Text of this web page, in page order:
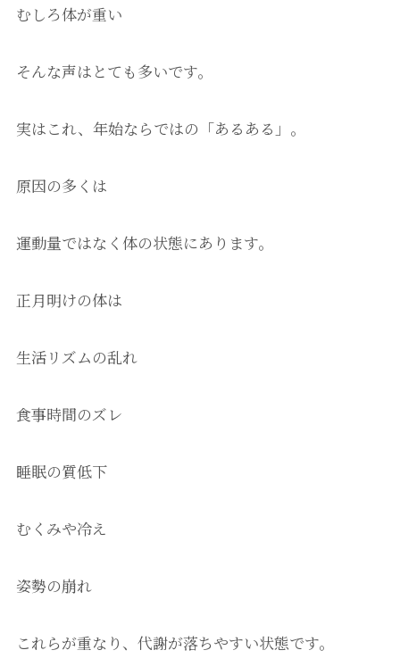
むしろ体が重い
そんな声はとても多いです。
実はこれ、年始ならではの「あるある」。
原因の多くは
運動量ではなく体の状態にあります。
正月明けの体は
生活リズムの乱れ
食事時間のズレ
睡眠の質低下
むくみや冷え
姿勢の崩れ
これらが重なり、代謝が落ちやすい状態です。